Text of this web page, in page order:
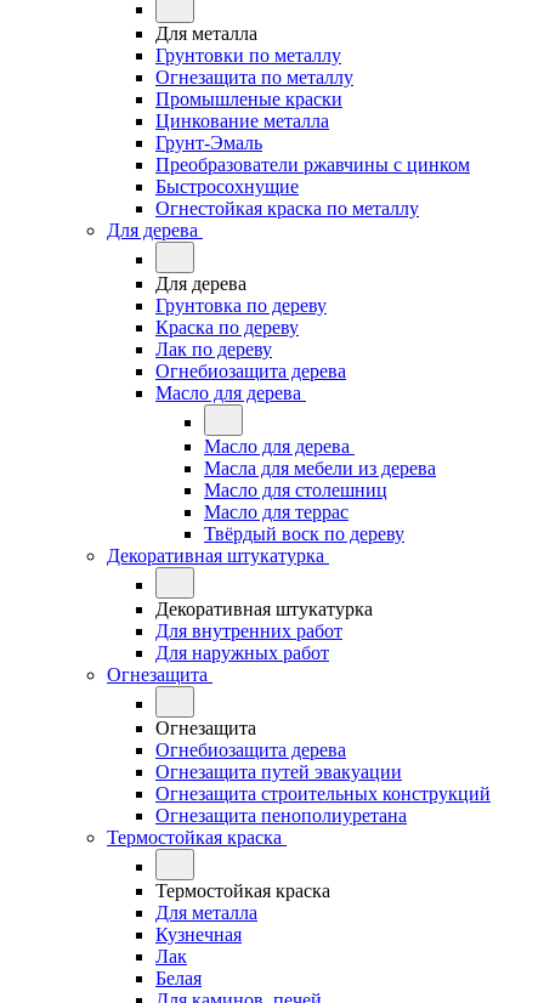
Для металла
Грунтовки по металлу
Огнезащита по металлу
Промышленые краски
Цинкование металла
Грунт-Эмаль
Преобразователи ржавчины с цинком
Быстросохнущие
Огнестойкая краска по металлу
Для дерева
Для дерева
Грунтовка по дереву
Краска по дереву
Лак по дереву
Огнебиозащита дерева
Масло для дерева
Масло для дерева
Масла для мебели из дерева
Масло для столешниц
Масло для террас
Твёрдый воск по дереву
Декоративная штукатурка
Декоративная штукатурка
Для внутренних работ
Для наружных работ
Огнезащита
Огнезащита
Огнебиозащита дерева
Огнезащита путей эвакуации
Огнезащита строительных конструкций
Огнезащита пенополиуретана
Термостойкая краска
Термостойкая краска
Для металла
Кузнечная
Лак
Белая